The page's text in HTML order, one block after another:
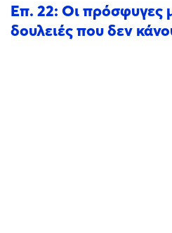
Επ. 22: Οι πρόσφυγες
δουλειές που δεν